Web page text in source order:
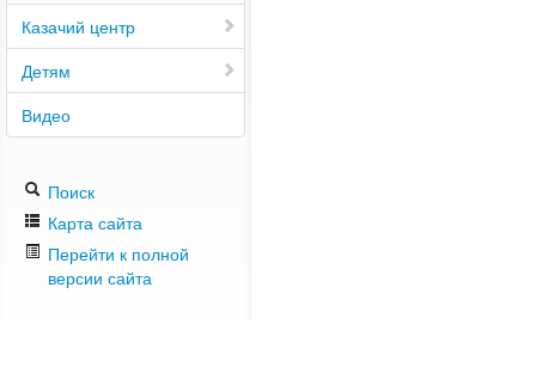
Казачий центр
Детям
Видео
Поиск
Карта сайта
Перейти к полной
версии сайта